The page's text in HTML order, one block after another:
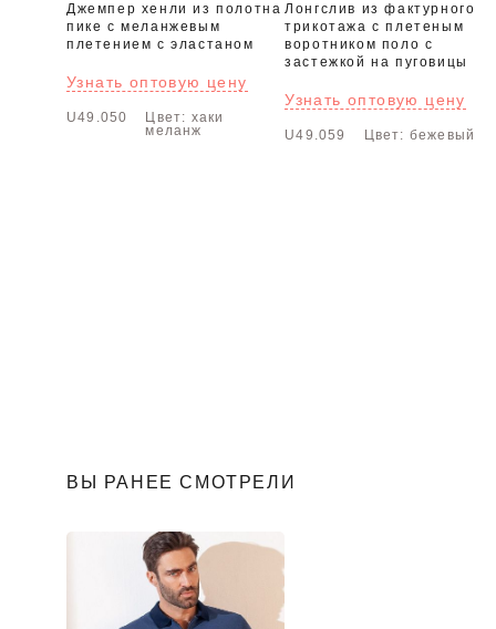
Джемпер хенли из полотна
пике с меланжевым
плетением с эластаном
Узнать оптовую цену
U49.050
Цвет: хаки
меланж
Лонгслив из фактурного
трикотажа с плетеным
воротником поло с
застежкой на пуговицы
Узнать оптовую цену
U49.059 Цвет: бежевый
ВЫ РАНЕЕ СМОТРЕЛИ